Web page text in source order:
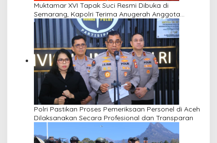
Muktamar XVI Tapak Suci Resmi Dibuka di
Semarang, Kapolri Terima Anugerah Anggota
Kehormatan
Polri Pastikan Proses Pemeriksaan Personel di Aceh
Dilaksanakan Secara Profesional dan Transparan